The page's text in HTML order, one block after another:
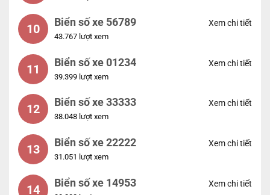
10 Biển số xe 56789
43.767 lượt xem
Xem chi tiết
11 Biển số xe 01234
39.399 lượt xem
Xem chi tiết
12 Biển số xe 33333
38.048 lượt xem
Xem chi tiết
13 Biển số xe 22222
31.051 lượt xem
Xem chi tiết
14 Biển số xe 14953 Xem chi tiết